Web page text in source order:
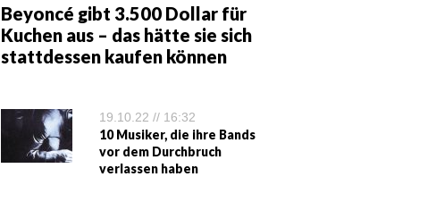
Beyoncé gibt 3.500 Dollar für
Kuchen aus – das hätte sie sich
stattdessen kaufen können
19.10.22 // 16:32
10 Musiker, die ihre Bands
vor dem Durchbruch
verlassen haben